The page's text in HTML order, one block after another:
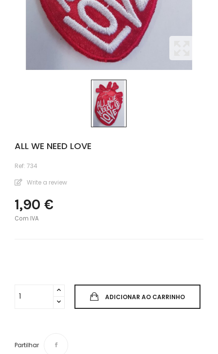
ALL WE NEED LOVE
Ref: 734
Write a review
1,90 €
Com IVA
ADICIONAR AO CARRINHO
Partilhar